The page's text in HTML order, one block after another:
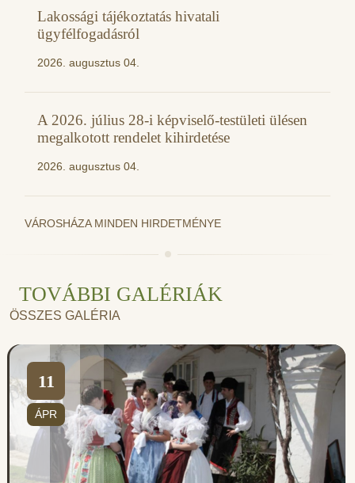
Lakossági tájékoztatás hivatali
ügyfélfogadásról
2026. augusztus 04.
A 2026. július 28-i képviselő-testületi ülésen
megalkotott rendelet kihirdetése
2026. augusztus 04.
VÁROSHÁZA MINDEN HIRDETMÉNYE
TOVÁBBI GALÉRIÁK
ÖSSZES GALÉRIA
11
ÁPR